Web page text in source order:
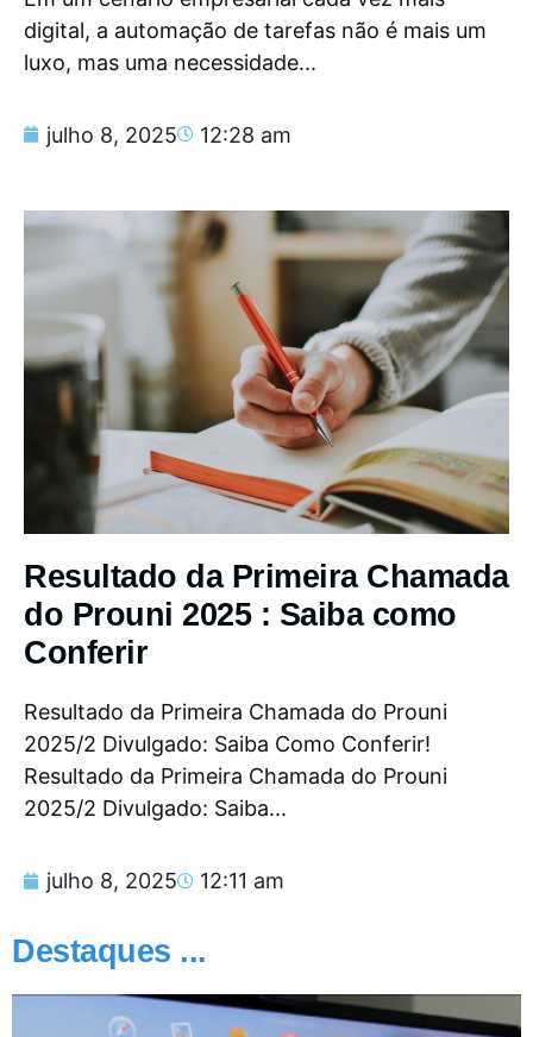
digital, a automação de tarefas não é mais um
luxo, mas uma necessidade...
julho 8, 2025 12:28 am
Resultado da Primeira Chamada
do Prouni 2025 : Saiba como
Conferir
Resultado da Primeira Chamada do Prouni
2025/2 Divulgado: Saiba Como Conferir!
Resultado da Primeira Chamada do Prouni
2025/2 Divulgado: Saiba...
julho 8, 2025 12:11 am
Destaques ...